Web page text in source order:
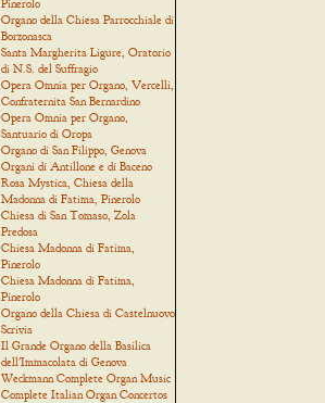
Pinerolo
Organo della Chiesa Parrocchiale di
Borzonasca
Santa Margherita Ligure, Oratorio
di N.S. del Suffragio
Opera Omnia per Organo, Vercelli,
Confraternita San Bernardino
Opera Omnia per Organo,
Santuario di Oropa
Organo di San Filippo, Genova
Organi di Antillone e di Baceno
Rosa Mystica, Chiesa della
Madonna di Fatima, Pinerolo
Chiesa di San Tomaso, Zola
Predosa
Chiesa Madonna di Fatima,
Pinerolo
Chiesa Madonna di Fatima,
Pinerolo
Organo della Chiesa di Castelnuovo
Scrivia
Il Grande Organo della Basilica
dell'Immacolata di Genova
Weckmann Complete Organ Music
Complete Italian Organ Concertos